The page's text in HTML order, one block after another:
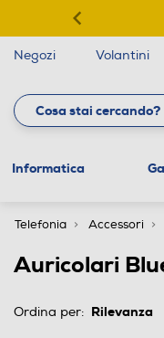
Negozi Volantini
Informatica
Telefonia Accessori
Auricolari
Ordina per: